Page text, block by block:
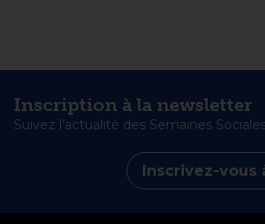
Inscription à la newsletter
Suivez l’actualité des Semaines
Inscrivez-vous